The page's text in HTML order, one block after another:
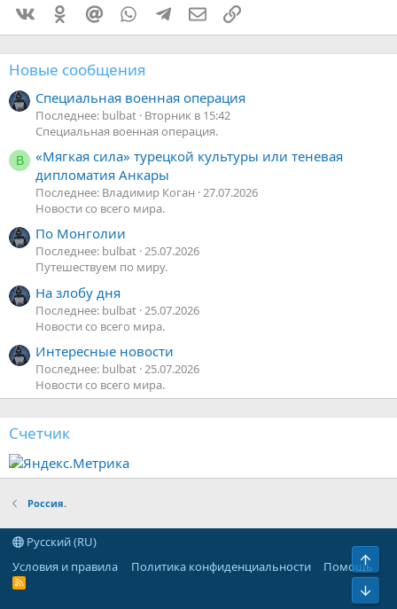
VkontakteOdnoklassniki
Mail.ruWhatsAppTelegramЭлектронная почта
Ссылка
Новые сообщения
Специальная военная операция
Последнее: bulbat Вторник в 15:42
Специальная военная операция.
В
«Мягкая сила» турецкой культуры или теневая
дипломатия Анкары
Последнее: Владимир Коган 27.07.2026
Новости со всего мира.
По Монголии
Последнее: bulbat 25.07.2026
Путешествуем по миру.
На злобу дня
Последнее: bulbat 25.07.2026
Новости со всего мира.
Интересные новости
Последнее: bulbat 25.07.2026
Новости со всего мира.
Счетчик
Россия.
Русский (RU)
Условия и правила
Политика конфиденциальности Помощь
R